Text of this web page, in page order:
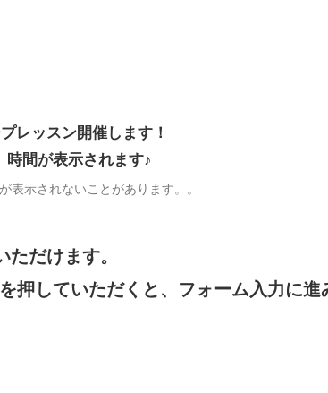
レッスン開催します！
間が表示されます♪
表示されないことがあります。。
だけます。
押していただくと、フォーム入力に進